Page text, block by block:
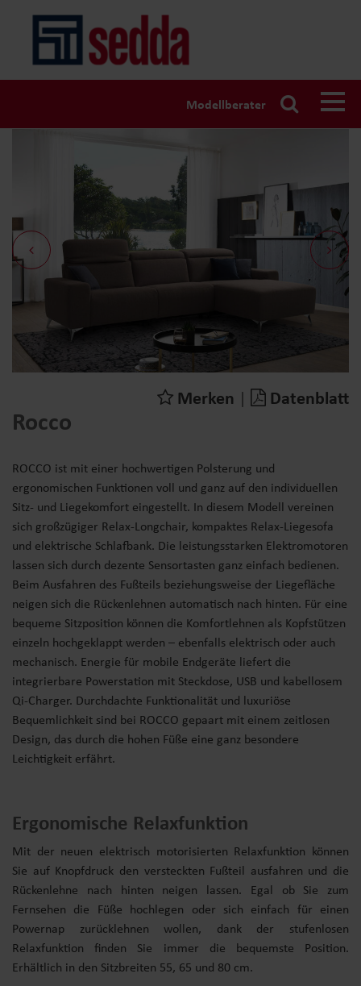
Modellberater
Merken | Datenblatt
Rocco
ROCCO ist mit einer hochwertigen Polsterung und
ergonomischen Funktionen voll und ganz auf den individuellen
Sitz- und Liegekomfort eingestellt. In diesem Modell vereinen
sich großzügiger Relax-Longchair, kompaktes Relax-Liegesofa
und elektrische Schlafbank. Die leistungsstarken Elektromotoren
lassen sich durch dezente Sensortasten ganz einfach bedienen.
Beim Ausfahren des Fußteils beziehungsweise der Liegefläche
neigen sich die Rückenlehnen automatisch nach hinten. Für eine
bequeme Sitzposition können die Komfortlehnen als Kopfstützen
einzeln hochgeklappt werden – ebenfalls elektrisch oder auch
mechanisch. Energie für mobile Endgeräte liefert die
integrierbare Powerstation mit Steckdose, USB und kabellosem
Qi-Charger. Durchdachte Funktionalität und luxuriöse
Bequemlichkeit sind bei ROCCO gepaart mit einem zeitlosen
Design, das durch die hohen Füße eine ganz besondere
Leichtigkeit erfährt.
Ergonomische Relaxfunktion
Mit der neuen elektrisch motorisierten Relaxfunktion können
Sie auf Knopfdruck den versteckten Fußteil ausfahren und die
Rückenlehne nach hinten neigen lassen. Egal ob Sie zum
Fernsehen die Füße hochlegen oder sich einfach für einen
Powernap zurücklehnen wollen, dank der stufenlosen
Relaxfunktion finden Sie immer die bequemste Position.
Erhältlich in den Sitzbreiten 55, 65 und 80 cm.